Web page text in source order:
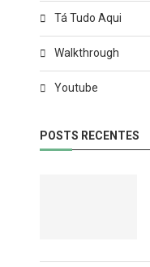
Tá Tudo Aqui
Walkthrough
Youtube
POSTS RECENTES